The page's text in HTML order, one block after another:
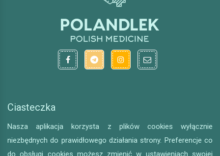
Ciasteczka
Nasza aplikacja korzysta z plików cookies wyłącznie
niezbędnych do prawidłowego działania strony. Preferencje co
do obsługi cookies możesz zmienić w ustawieniach swojej